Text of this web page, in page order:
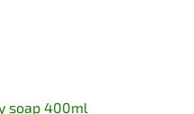
soap 400ml